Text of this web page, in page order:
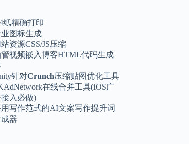
纸精确打印
图标生成
站资源CSS/JS压缩
视频嵌入博客HTML代码生成
针对Crunch压缩贴图优化工具
在线合并工具(iOS广
入必做)
写作范式的AI文案写作提升词
器